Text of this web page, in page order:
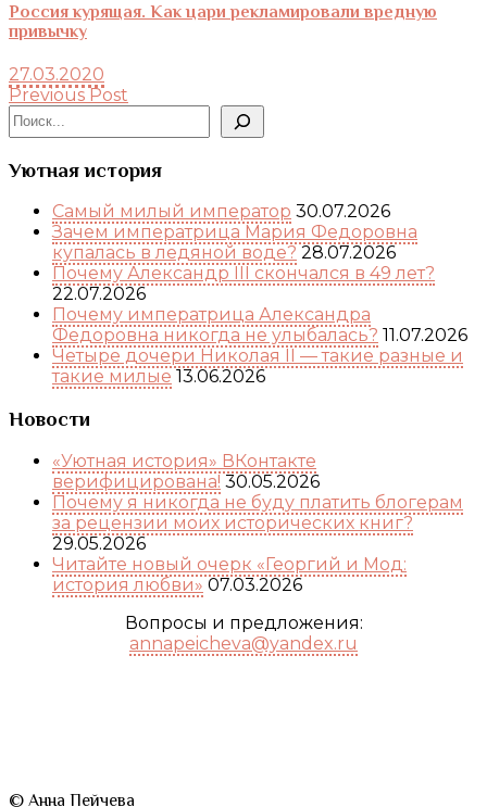
Россия курящая. Как цари рекламировали вредную
привычку
27.03.2020
Previous Post
Поиск
Уютная история
Самый милый император 30.07.2026
Зачем императрица Мария Федоровна
купалась в ледяной воде? 28.07.2026
Почему Александр III скончался в 49 лет?
22.07.2026
Почему императрица Александра
Федоровна никогда не улыбалась? 11.07.2026
Четыре дочери Николая II — такие разные и
такие милые 13.06.2026
Новости
«Уютная история» ВКонтакте
верифицирована! 30.05.2026
Почему я никогда не буду платить блогерам
за рецензии моих исторических книг?
29.05.2026
Читайте новый очерк «Георгий и Мод:
история любви» 07.03.2026
Вопросы и предложения:
annapeicheva@yandex.ru
© Анна Пейчева